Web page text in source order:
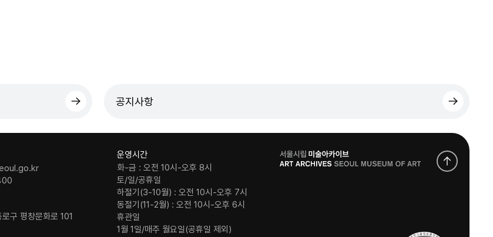
공지사항
구 평창문화로 101
운영시간
화-금 : 오전 10시-오후 8시
토/일/공휴일
하절기(3-10월) : 오전 10시-오후 7시
동절기(11-2월) : 오전 10시-오후 6시
휴관일
1월 1일/매주 월요일(공휴일 제외)
로
고